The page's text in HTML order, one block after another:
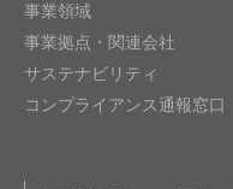
事業領域
事業拠点・関連会社
サステナビリティ
コンプライアンス通報窓口